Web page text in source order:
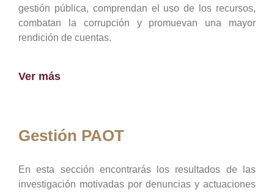
gestión pública, comprendan el uso de los recursos,
combatan la corrupción y promuevan una mayor
rendición de cuentas.
Ver más
Gestión PAOT
En esta sección encontrarás los resultados de las
investigación motivadas por denuncias y actuaciones